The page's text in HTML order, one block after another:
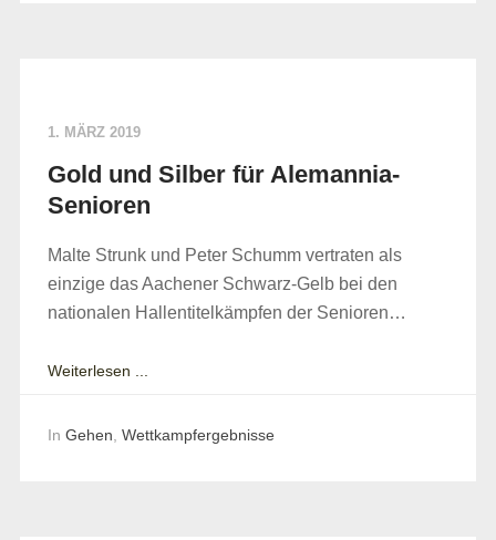
1. MÄRZ 2019
Gold und Silber für Alemannia-
Senioren
Malte Strunk und Peter Schumm vertraten als
einzige das Aachener Schwarz-Gelb bei den
nationalen Hallentitelkämpfen der Senioren…
Weiterlesen ...
In Gehen Wettkampfergebnisse